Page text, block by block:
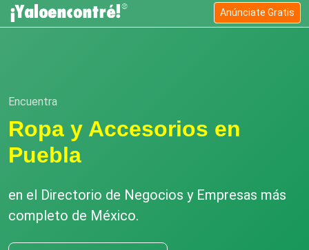
Anúnciate Gratis
Encuentra
Ropa y Accesorios en
Puebla
en el Directorio de Negocios y Empresas más
completo de México.